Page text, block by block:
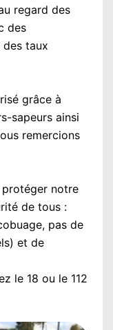
regard des
des
taux
grâce à
sapeurs ainsi
remercions
notre
de tous :
pas de
et de
le 18 ou le 112